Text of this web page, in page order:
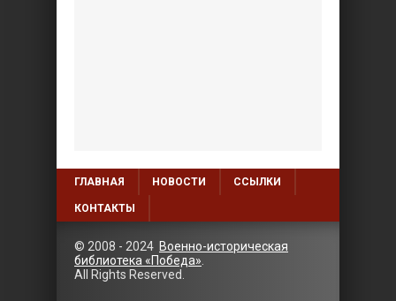
ГЛАВНАЯ НОВОСТИ ССЫЛКИ
КОНТАКТЫ
© 2008 - 2024 Военно-историческая
библиотека «Победа»
All Rights Reserved.